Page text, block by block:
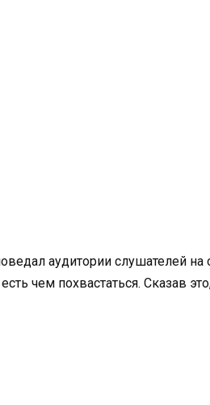
аудитории слушателей на
чем похвастаться. Сказав